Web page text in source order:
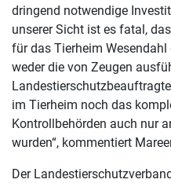
dringend notwendige
unserer Sicht ist es fatal,
für das Tierheim
weder die von Zeugen
im Tierheim noch das
Kontrollbehörden auch nur
wurden“, kommentiert
Der